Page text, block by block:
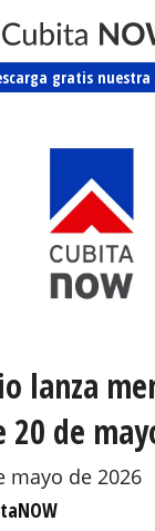
gratis nuestra
lanza
20 de
mayo de 2026